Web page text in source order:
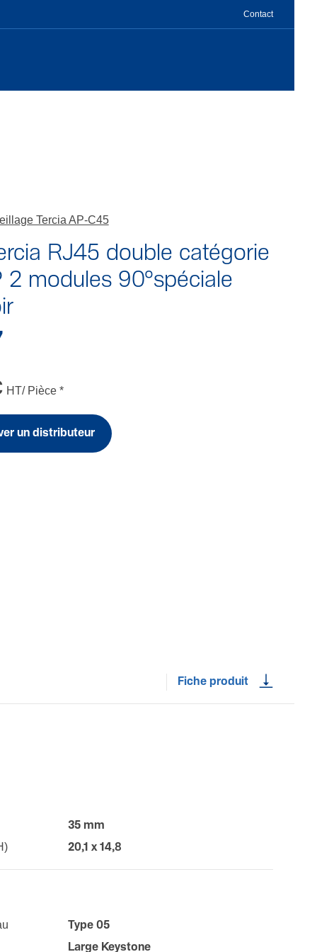
Contact
Tercia AP-C45
RJ45 double catégorie
2 modules 90°spéciale
HT/ Pièce *
un distributeur
Fiche produit
35 mm
20,1 x 14,8
Type 05
Large Keys­tone